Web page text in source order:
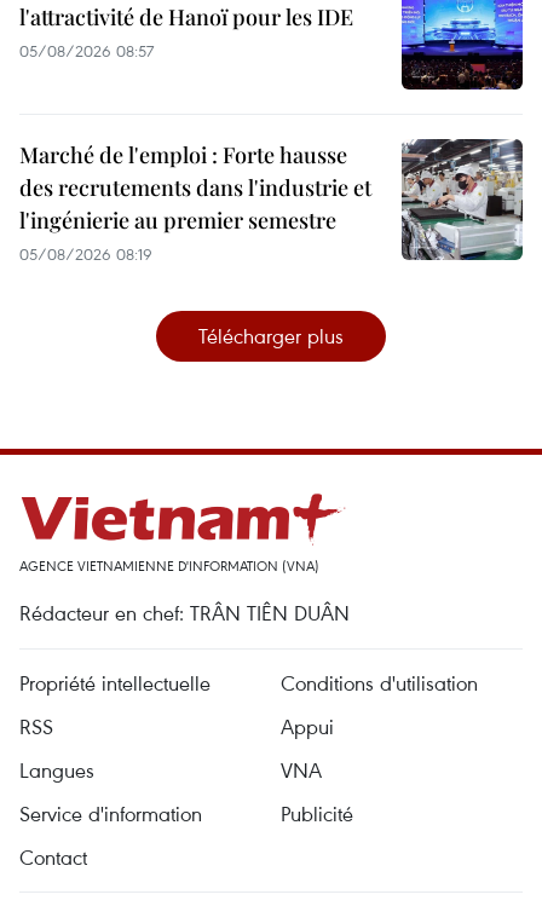
l'attractivité de Hanoï pour les IDE
05/08/2026 08:57
Marché de l'emploi : Forte hausse
des recrutements dans l'industrie et
l'ingénierie au premier semestre
05/08/2026 08:19
Télécharger plus
AGENCE VIETNAMIENNE D'INFORMATION (VNA)
Rédacteur en chef: TRÂN TIÊN DUÂN
Propriété intellectuelle
Conditions d'utilisation
RSS
Appui
Langues
VNA
Service d'information
Publicité
Contact